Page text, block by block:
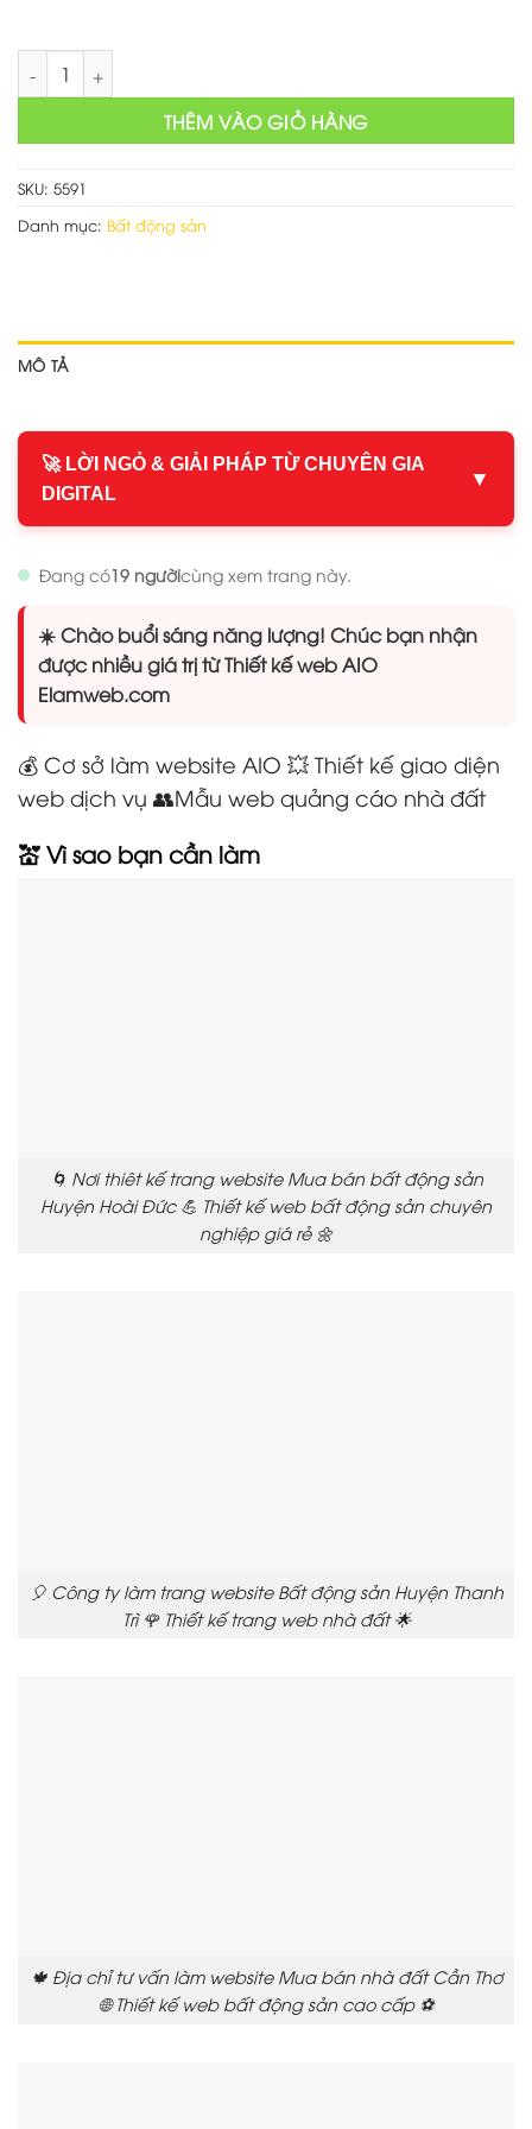
Mẫu web quảng cáo nhà đất số lượng
THÊM VÀO GIỎ HÀNG
SKU: 5591
Danh mục: Bất động sản
MÔ TẢ
🚀 LỜI NGỎ & GIẢI PHÁP TỪ CHUYÊN GIA
DIGITAL
▼
Đang có19 ngườicùng xem trang này.
☀️ Chào buổi sáng năng lượng! Chúc bạn nhận
được nhiều giá trị từ Thiết kế web AIO
Elamweb.com
💰 Cơ sở làm website AIO 💥 Thiết kế giao diện
web dịch vụ 👥Mẫu web quảng cáo nhà đất
💒 Vì sao bạn cần làm
🌀 Nơi thiêt kế trang website Mua bán bất động sản
Huyện Hoài Đức 💪 Thiết kế web bất động sản chuyên
nghiệp giá rẻ 🌼
🎈 Công ty làm trang website Bất động sản Huyện Thanh
Trì 🌹 Thiết kế trang web nhà đất 🌟
🍁 Địa chỉ tư vấn làm website Mua bán nhà đất Cần Thơ
🌐 Thiết kế web bất động sản cao cấp ⚽